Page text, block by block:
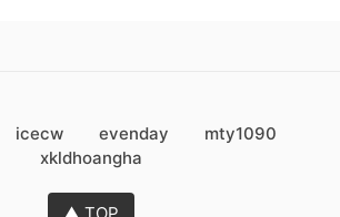
icecw evenday
mty1090
xkldhoangha
▲ TOP